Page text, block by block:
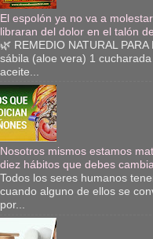
El espolón ya no va a
libraran del dolor en el talón
🌿 REMEDIO NATURAL
sábila (aloe vera) 1
aceite...
Nosotros mismos estamos
diez hábitos que debes
Todos los seres humanos
cuando alguno de ellos se
por...